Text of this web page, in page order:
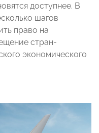
доступнее. В
шагов
право на
стран-
экономического